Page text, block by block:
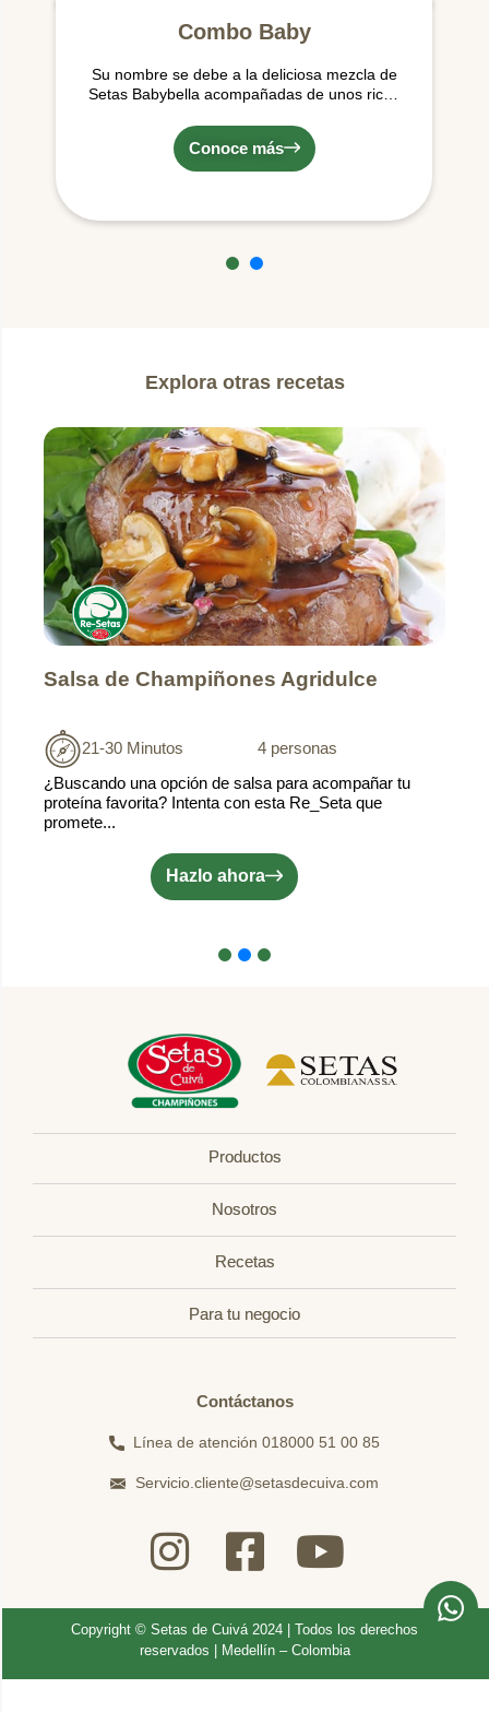
Combo Baby
Su nombre se debe a la deliciosa mezcla de
Setas Babybella acompañadas de unos ricos
cuales pueden variar entre zanahorias de
colores naranja o amarillo o Zucchini), ideales
para hacer tus preparaciones más deliciosas.
Conoce más
Explora otras recetas
Salsa de Champiñones Agridulce
21-30 Minutos
4 personas
¿Buscando una opción de salsa para acompañar tu
proteína favorita? Intenta con esta Re_Seta que
promete...
Hazlo ahora
Productos
Nosotros
Recetas
Para tu negocio
Contáctanos
Línea de atención 018000 51 00 85
Servicio.cliente@setasdecuiva.com
Copyright © Setas de Cuivá 2024 | Todos los derechos
reservados | Medellín – Colombia